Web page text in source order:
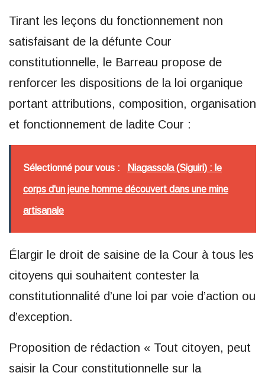
Tirant les leçons du fonctionnement non
satisfaisant de la défunte Cour
constitutionnelle, le Barreau propose de
renforcer les dispositions de la loi organique
portant attributions, composition, organisation
et fonctionnement de ladite Cour :
Sélectionné pour vous : Niagassola (Siguiri) : le
corps d'un jeune homme découvert dans une mine
artisanale
Élargir le droit de saisine de la Cour à tous les
citoyens qui souhaitent contester la
constitutionnalité d’une loi par voie d’action ou
d’exception.
Proposition de rédaction « Tout citoyen, peut
saisir la Cour constitutionnelle sur la